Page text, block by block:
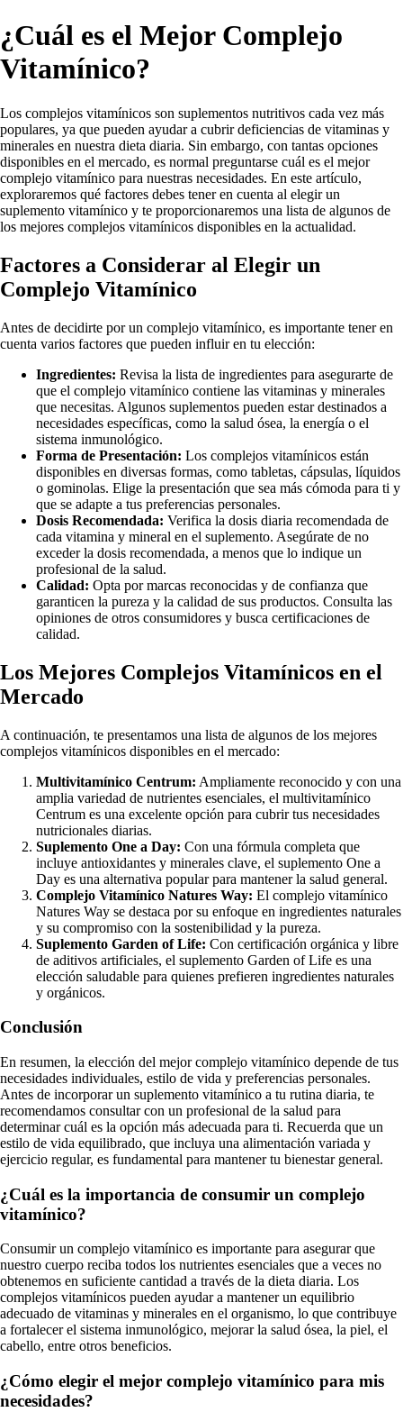
¿Cuál es el Mejor Complejo
Vitamínico?
Los complejos vitamínicos son suplementos nutritivos cada vez más
populares, ya que pueden ayudar a cubrir deficiencias de vitaminas y
minerales en nuestra dieta diaria. Sin embargo, con tantas opciones
disponibles en el mercado, es normal preguntarse cuál es el mejor
complejo vitamínico para nuestras necesidades. En este artículo,
exploraremos qué factores debes tener en cuenta al elegir un
suplemento vitamínico y te proporcionaremos una lista de algunos de
los mejores complejos vitamínicos disponibles en la actualidad.
Factores a Considerar al Elegir un
Complejo Vitamínico
Antes de decidirte por un complejo vitamínico, es importante tener en
cuenta varios factores que pueden influir en tu elección:
Ingredientes: Revisa la lista de ingredientes para asegurarte de
que el complejo vitamínico contiene las vitaminas y minerales
que necesitas. Algunos suplementos pueden estar destinados a
necesidades específicas, como la salud ósea, la energía o el
sistema inmunológico.
Forma de Presentación: Los complejos vitamínicos están
disponibles en diversas formas, como tabletas, cápsulas, líquidos
o gominolas. Elige la presentación que sea más cómoda para ti y
que se adapte a tus preferencias personales.
Dosis Recomendada: Verifica la dosis diaria recomendada de
cada vitamina y mineral en el suplemento. Asegúrate de no
exceder la dosis recomendada, a menos que lo indique un
profesional de la salud.
Calidad: Opta por marcas reconocidas y de confianza que
garanticen la pureza y la calidad de sus productos. Consulta las
opiniones de otros consumidores y busca certificaciones de
calidad.
Los Mejores Complejos Vitamínicos en el
Mercado
A continuación, te presentamos una lista de algunos de los mejores
complejos vitamínicos disponibles en el mercado:
Multivitamínico Centrum: Ampliamente reconocido y con una
amplia variedad de nutrientes esenciales, el multivitamínico
Centrum es una excelente opción para cubrir tus necesidades
nutricionales diarias.
Suplemento One a Day: Con una fórmula completa que
incluye antioxidantes y minerales clave, el suplemento One a
Day es una alternativa popular para mantener la salud general.
Complejo Vitamínico Natures Way: El complejo vitamínico
Natures Way se destaca por su enfoque en ingredientes naturales
y su compromiso con la sostenibilidad y la pureza.
Suplemento Garden of Life: Con certificación orgánica y libre
de aditivos artificiales, el suplemento Garden of Life es una
elección saludable para quienes prefieren ingredientes naturales
y orgánicos.
Conclusión
En resumen, la elección del mejor complejo vitamínico depende de tus
necesidades individuales, estilo de vida y preferencias personales.
Antes de incorporar un suplemento vitamínico a tu rutina diaria, te
recomendamos consultar con un profesional de la salud para
determinar cuál es la opción más adecuada para ti. Recuerda que un
estilo de vida equilibrado, que incluya una alimentación variada y
ejercicio regular, es fundamental para mantener tu bienestar general.
¿Cuál es la importancia de consumir un complejo
vitamínico?
Consumir un complejo vitamínico es importante para asegurar que
nuestro cuerpo reciba todos los nutrientes esenciales que a veces no
obtenemos en suficiente cantidad a través de la dieta diaria. Los
complejos vitamínicos pueden ayudar a mantener un equilibrio
adecuado de vitaminas y minerales en el organismo, lo que contribuye
a fortalecer el sistema inmunológico, mejorar la salud ósea, la piel, el
cabello, entre otros beneficios.
¿Cómo elegir el mejor complejo vitamínico para mis
necesidades?